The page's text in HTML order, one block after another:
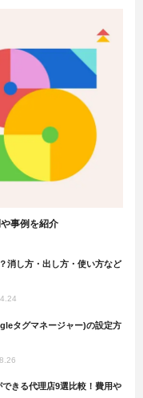
事例を紹介
消し方・出し方・使い方など
タグマネージャー)の設定方
きる代理店9選比較！費用や